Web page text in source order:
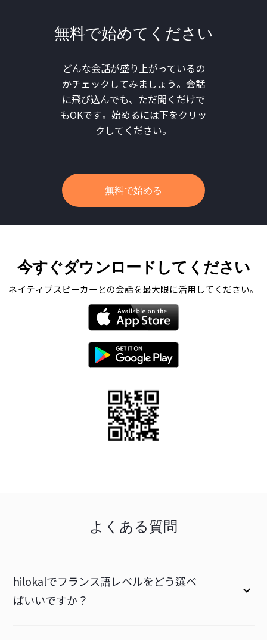
無料で始めてください
どんな会話が盛り上がっているの
かチェックしてみましょう。会話
に飛び込んでも、ただ聞くだけで
もOKです。始めるには下をクリッ
クしてください。
無料で始める
今すぐダウンロードしてください
ネイティブスピーカーとの会話を最大限に活用してください。
よくある質問
hilokalでフランス語レベルをどう選べ
ばいいですか？